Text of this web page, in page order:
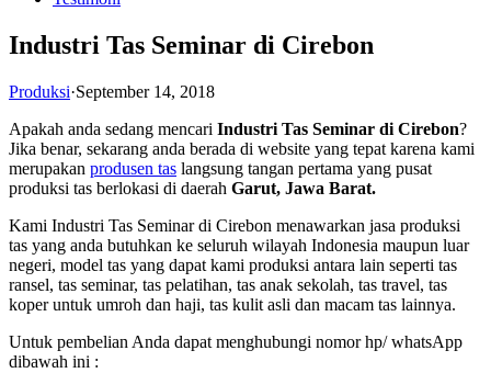
Industri Tas Seminar di Cirebon
Produksi·September 14, 2018
Apakah anda sedang mencari Industri Tas Seminar di Cirebon?
Jika benar, sekarang anda berada di website yang tepat karena kami
merupakan produsen tas langsung tangan pertama yang pusat
produksi tas berlokasi di daerah Garut, Jawa Barat.
Kami Industri Tas Seminar di Cirebon menawarkan jasa produksi
tas yang anda butuhkan ke seluruh wilayah Indonesia maupun luar
negeri, model tas yang dapat kami produksi antara lain seperti tas
ransel, tas seminar, tas pelatihan, tas anak sekolah, tas travel, tas
koper untuk umroh dan haji, tas kulit asli dan macam tas lainnya.
Untuk pembelian Anda dapat menghubungi nomor hp/ whatsApp
dibawah ini :